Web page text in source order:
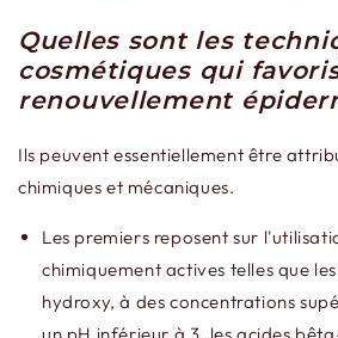
Quelles sont les
cosmétiques qui
renouvellement
Ils peuvent essentiellement être
chimiques et mécaniques.
Les premiers reposent sur
chimiquement actives telles que
hydroxy, à des concentrations